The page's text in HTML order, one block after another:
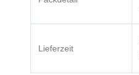
Lieferzeit